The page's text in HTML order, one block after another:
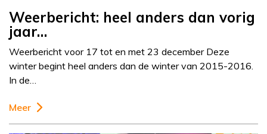
Weerbericht: heel anders dan vorig
jaar…
Weerbericht voor 17 tot en met 23 december Deze
winter begint heel anders dan de winter van 2015-2016.
In de…
Meer